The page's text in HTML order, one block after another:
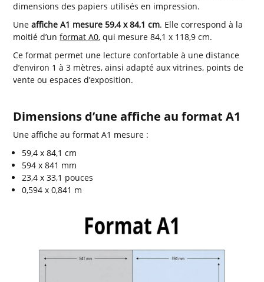
dimensions des papiers utilisés en impression.
Uneaffiche A1 mesure 59,4 x 84,1 cm. Elle correspond à la
moitié d’unformat A0, qui mesure 84,1 x 118,9 cm.
Ce format permet une lecture confortable à une distance
d’environ 1 à 3 mètres, ainsi adapté aux vitrines, points de
vente ou espaces d’exposition.
Dimensions d’une affiche au format A1
Une affiche au format A1 mesure :
59,4 x 84,1 cm
594 x 841 mm
23,4 x 33,1 pouces
0,594 x 0,841 m